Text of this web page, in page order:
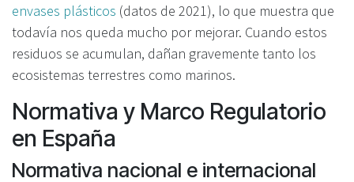
envases plásticos (datos de 2021), lo que muestra que
todavía nos queda mucho por mejorar. Cuando estos
residuos se acumulan, dañan gravemente tanto los
ecosistemas terrestres como marinos.
Normativa y Marco Regulatorio
en España
Normativa nacional e internacional